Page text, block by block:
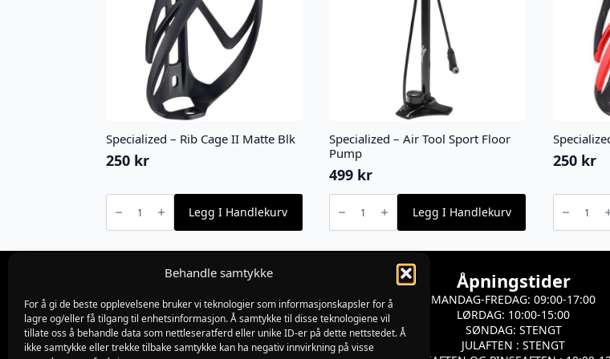
Behandle samtykke
For å gi de beste opplevelsene bruker vi teknologier som informasjonskapsler for å
lagre og/eller få tilgang til enhetsinformasjon. Å samtykke til disse teknologiene vil
tillate oss å behandle data som nettleseratferd eller unike ID-er på dette nettstedet. Å
ikke samtykke eller trekke tilbake samtykke kan ha negativ innvirkning på visse
Specialized – Rib Cage II Matte Blk
250 kr
Specialized
Rib
Cage
Blk
Legg I Handlekurv
Specialized – Air Tool Sport Floor
Pump
499 kr
Specialized
Air
Tool
Pump
Legg I Handlekurv
250 kr
Specialized
Rib
Cage
blank
Org.nr 982775019
Blødekjær 26
4838 arendal
tlf 37 02 39 60
Åpningstider
MANDAG-FREDAG: 09:00-17:00
LØRDAG: 10:00-15:00
SØNDAG: STENGT
JULAFTEN : STENGT